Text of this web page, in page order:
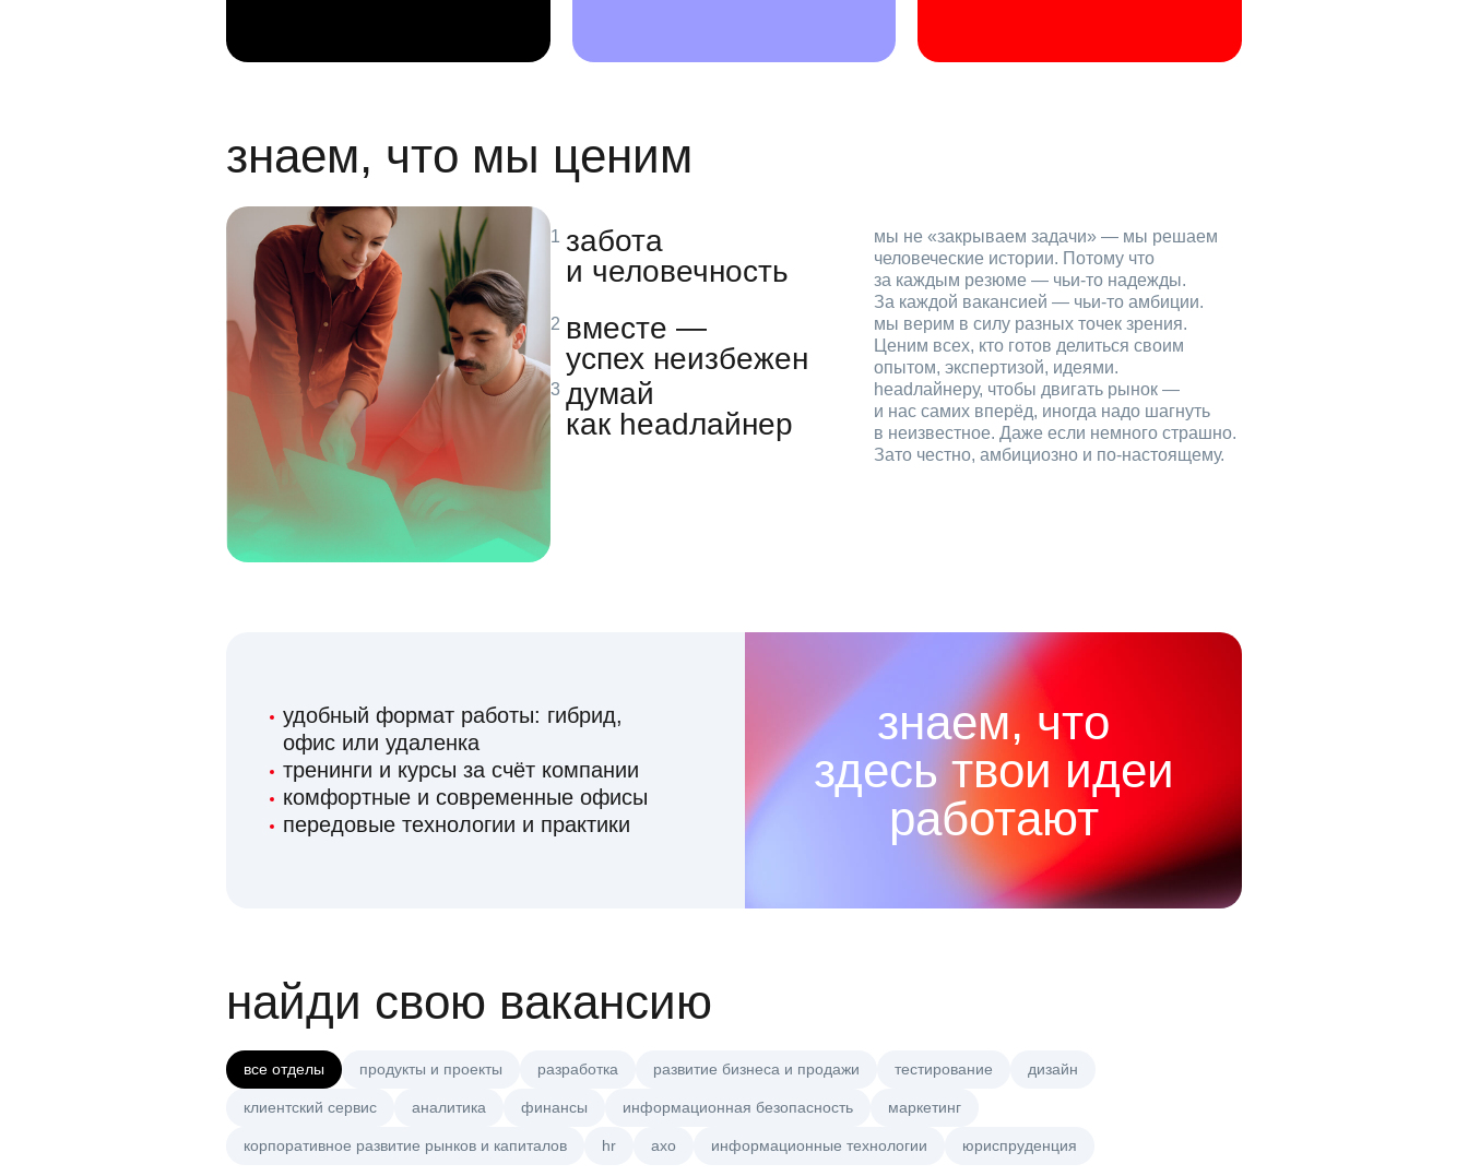
знаем, что мы ценим
забота
и человечность
мы не «закрываем задачи» — мы решаем
человеческие истории. Потому что
за каждым резюме — чьи‑то надежды.
За каждой вакансией — чьи‑то амбиции.
вместе —
успех неизбежен
мы верим в силу разных точек зрения.
Ценим всех, кто готов делиться своим
опытом, экспертизой, идеями.
думай
как headлайнер
headлайнеру, чтобы двигать рынок —
и нас самих вперёд, иногда надо шагнуть
в неизвестное. Даже если немного страшно.
Зато честно, амбициозно и по‑настоящему.
удобный формат работы: гибрид,
офис или удаленка
тренинги и курсы за счёт компании
комфортные и современные офисы
передовые технологии и практики
знаем, что
здесь твои идеи
работают
найди свою вакансию
все отделы продукты и проекты разработка развитие бизнеса и продажи тестирование дизайн
клиентский сервис аналитика финансы информационная безопасность маркетинг
корпоративное развитие рынков и капиталов hr axo информационные технологии юриспруденция